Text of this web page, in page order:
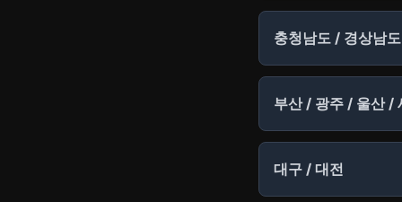
충청남도 / 경상남도
부산 / 광주 / 울산 /
대구 / 대전